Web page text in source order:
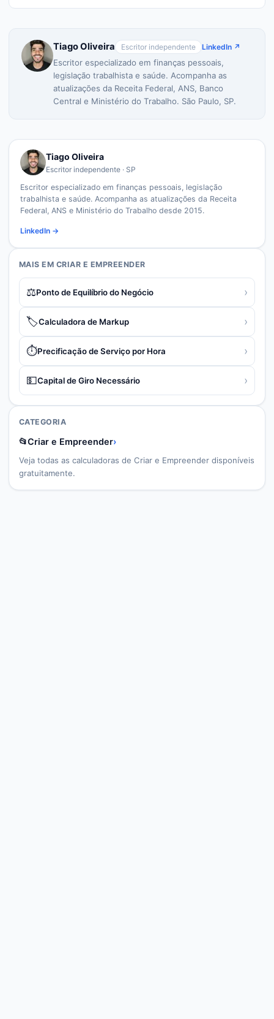
Tiago Oliveira Escritor independente LinkedIn ↗
Escritor especializado em finanças pessoais,
legislação trabalhista e saúde. Acompanha as
atualizações da Receita Federal, ANS, Banco
Central e Ministério do Trabalho. São Paulo, SP.
Tiago Oliveira
Escritor independente · SP
Escritor especializado em finanças pessoais, legislação
trabalhista e saúde. Acompanha as atualizações da Receita
Federal, ANS e Ministério do Trabalho desde 2015.
LinkedIn →
MAIS EM CRIAR E EMPREENDER
⚖️Ponto de Equilíbrio do Negócio ›
🏷️Calculadora de Markup ›
⏱️Precificação de Serviço por Hora ›
💵Capital de Giro Necessário ›
CATEGORIA
📂Criar e Empreender›
Veja todas as calculadoras de Criar e Empreender disponíveis
gratuitamente.